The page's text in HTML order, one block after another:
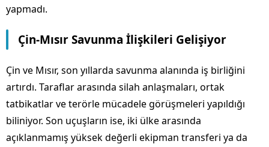
yapmadı.
Çin-Mısır Savunma İlişkileri Gelişiyor
Çin ve Mısır, son yıllarda savunma alanında iş birliğini
artırdı. Taraflar arasında silah anlaşmaları, ortak
tatbikatlar ve terörle mücadele görüşmeleri yapıldığı
biliniyor. Son uçuşların ise, iki ülke arasında
açıklanmamış yüksek değerli ekipman transferi ya da